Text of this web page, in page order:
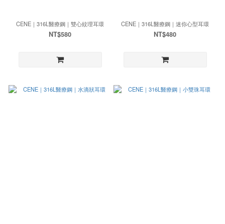
CENE｜316L醫療鋼｜雙心紋理耳環
NT$580
CENE｜316L醫療鋼｜迷你心型耳環
NT$480